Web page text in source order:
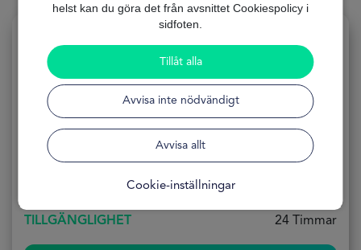
helst kan du göra det från avsnittet Cookiespolicy i
sidfoten.
Tillåt alla
Avvisa inte nödvändigt
Avvisa allt
Cookie-inställningar
Samla lån med betalningsanmärkning
ANSÖKNING 100% Online
TILLGÄNGLIGHET 24 Timmar